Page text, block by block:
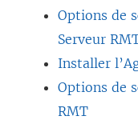
Options de
Serveur
Installer
Options de
RMT